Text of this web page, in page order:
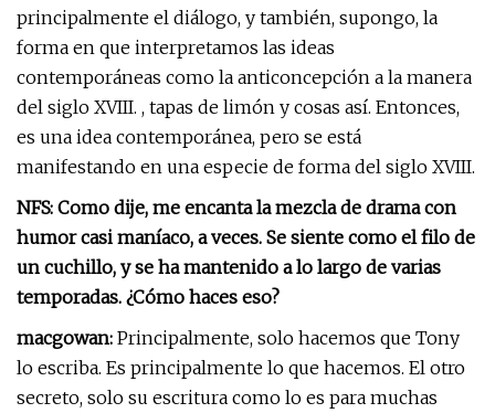
principalmente el diálogo, y también, supongo, la
forma en que interpretamos las ideas
contemporáneas como la anticoncepción a la manera
del siglo XVIII. , tapas de limón y cosas así. Entonces,
es una idea contemporánea, pero se está
manifestando en una especie de forma del siglo XVIII.
NFS: Como dije, me encanta la mezcla de drama con
humor casi maníaco, a veces. Se siente como el filo de
un cuchillo, y se ha mantenido a lo largo de varias
temporadas. ¿Cómo haces eso?
macgowan: Principalmente, solo hacemos que Tony
lo escriba. Es principalmente lo que hacemos. El otro
secreto, solo su escritura como lo es para muchas